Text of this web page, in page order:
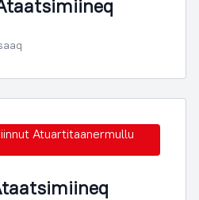
Atuartitaanermullu